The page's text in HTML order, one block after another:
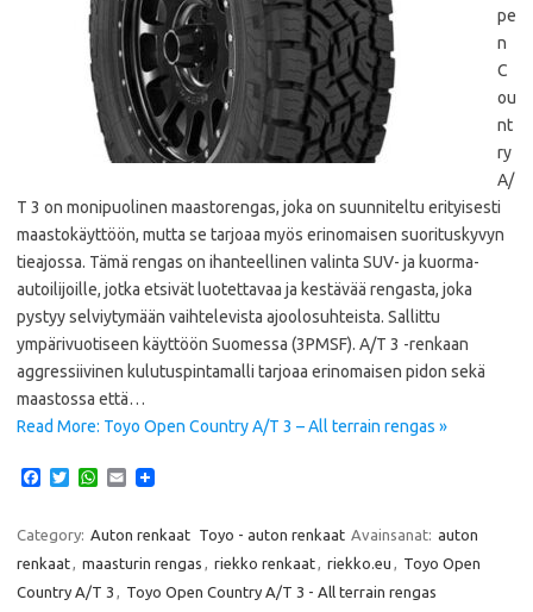
pe
n
C
ou
nt
ry
A/
T 3 on monipuolinen maastorengas, joka on suunniteltu erityisesti
maastokäyttöön, mutta se tarjoaa myös erinomaisen suorituskyvyn
tieajossa. Tämä rengas on ihanteellinen valinta SUV- ja kuorma-
autoilijoille, jotka etsivät luotettavaa ja kestävää rengasta, joka
pystyy selviytymään vaihtelevista ajoolosuhteista. Sallittu
ympärivuotiseen käyttöön Suomessa (3PMSF). A/T 3 -renkaan
aggressiivinen kulutuspintamalli tarjoaa erinomaisen pidon sekä
maastossa että…
Read More: Toyo Open Country A/T 3 – All terrain rengas »
e
b
o
o
T
t
e
r
W
t
A
p
E
i
Category: Auton renkaat Toyo - auton renkaat Avainsanat: auton
renkaat
maasturin rengas riekko renkaat riekko.eu
Toyo Open
Country A/T 3
Toyo Open Country A/T 3 - All terrain rengas